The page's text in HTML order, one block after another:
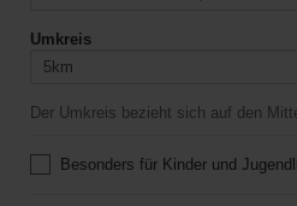
Umkreis
Der Umkreis bezieht sich auf den
Besonders für Kinder und